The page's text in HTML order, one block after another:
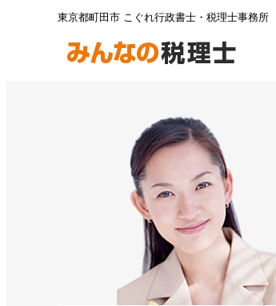
東京都町田市 こぐれ行政書士・税理士事務所